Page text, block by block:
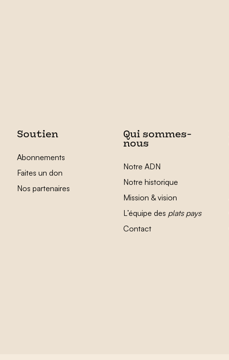
Soutien
Abonnements
Faites un don
Nos partenaires
Qui sommes-
nous
Notre ADN
Notre historique
Mission & vision
L’équipe des plats pays
Contact